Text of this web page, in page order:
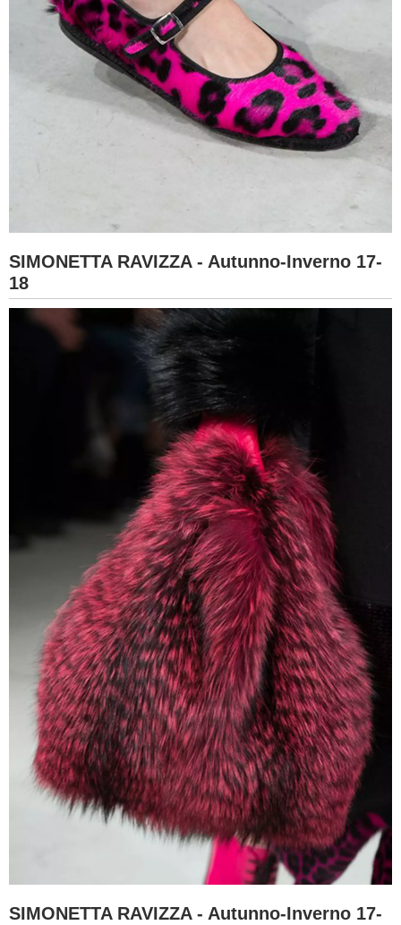
SIMONETTA RAVIZZA - Autunno-Inverno 17-
18
SIMONETTA RAVIZZA - Autunno-Inverno 17-